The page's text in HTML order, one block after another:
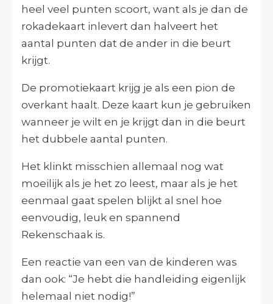
heel veel punten scoort, want als je dan de
rokadekaart inlevert dan halveert het
aantal punten dat de ander in die beurt
krijgt.
De promotiekaart krijg je als een pion de
overkant haalt. Deze kaart kun je gebruiken
wanneer je wilt en je krijgt dan in die beurt
het dubbele aantal punten.
Het klinkt misschien allemaal nog wat
moeilijk als je het zo leest, maar als je het
eenmaal gaat spelen blijkt al snel hoe
eenvoudig, leuk en spannend
Rekenschaak is.
Een reactie van een van de kinderen was
dan ook: “Je hebt die handleiding eigenlijk
helemaal niet nodig!”